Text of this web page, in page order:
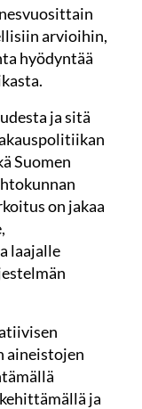
arvioihin,
hyödyntää
ja sitä
Suomen
on jakaa
laajalle
aineistojen
ja